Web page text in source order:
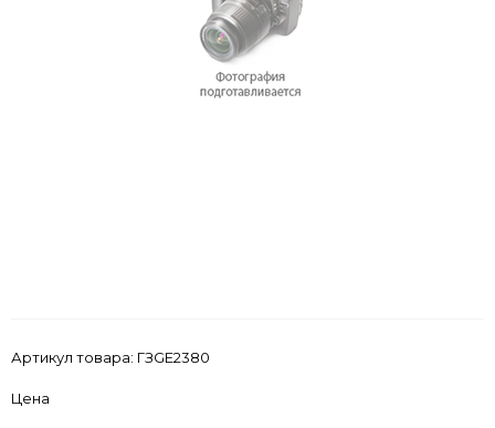
Артикул товара: ГЗGE2380
Цена